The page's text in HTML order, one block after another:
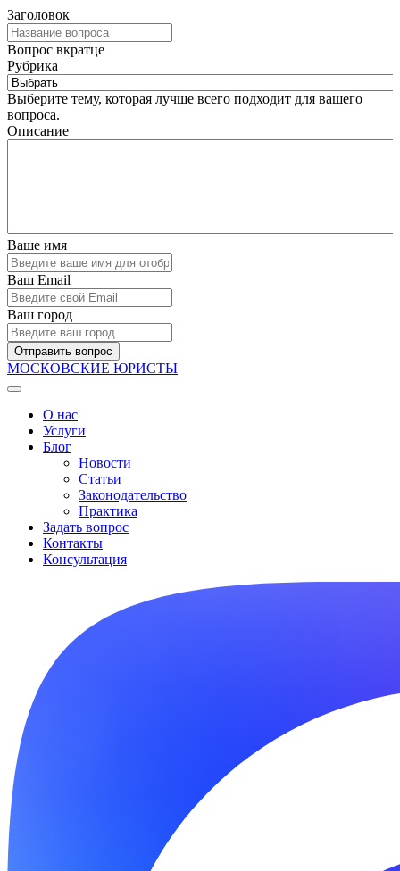
Заголовок
Вопрос вкратце
Рубрика
Выберите тему, которая лучше всего подходит для вашего
вопроса.
Описание
Ваше имя
Ваш Email
Ваш город
Отправить вопрос
МОСКОВСКИЕ ЮРИСТЫ
О нас
Услуги
Блог
Новости
Статьи
Законодательство
Практика
Задать вопрос
Контакты
Консультация